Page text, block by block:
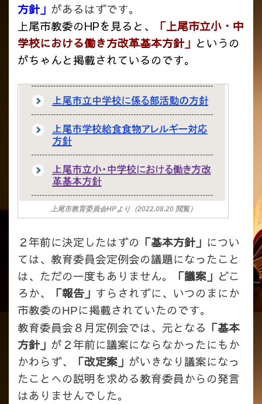
方針」 があるはずです。
上尾市教委のHPを見ると、
「上尾市立小・中
学校における働き方改革基本方針」 というの
がちゃんと掲載されているのです。
上尾市教育委員会HPより（2022.08.20 閲覧）
２年前に決定したはずの 「基本方針」 につい
ては、教育委員会定例会の議題になったこと
は、ただの一度もありません。
「議案」 どこ
ろか、
「報告」 すらされずに、いつのまにか
市教委のHPに掲載されていたのです。
教育委員会８月定例会では、元となる 「基本
方針」 が２年前に議案にならなかったにもか
かわらず、
「改定案」 がいきなり議案になっ
たことへの説明を求める教育委員からの発言
はありませんでした。